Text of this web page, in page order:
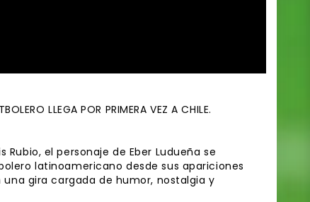
LLEGA POR PRIMERA VEZ A CHILE.
el personaje de Eber Ludueña se
latinoamericano desde sus apariciones
gira cargada de humor, nostalgia y